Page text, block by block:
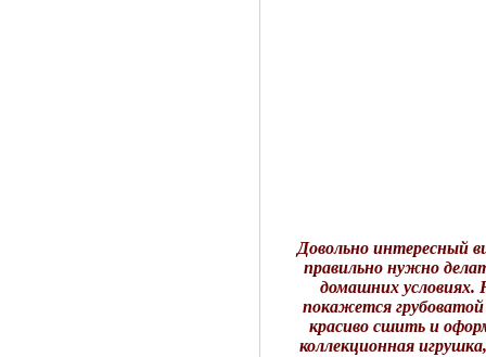
Довольно интересный
правильно нужно
домашних условиях.
покажется грубоватой
красиво сшить и
коллекционная